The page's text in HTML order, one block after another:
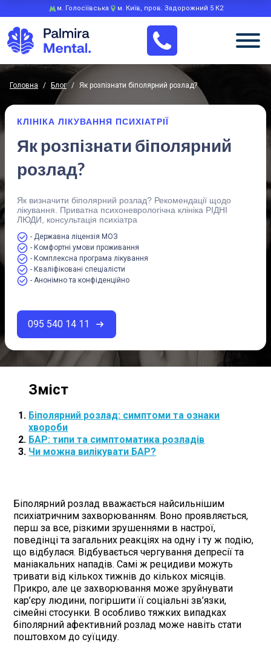
м. Голосіївська м. Київ, пров. Задорожний 5 К2
Головна / Блог / Як розпізнати біполярний розлад?
КЛІНІКА ЛІКУВАННЯ ПСИХІАТРІЇ
Як розпізнати біполярний
розлад?
Як визначити біполярний розлад? Рекомендації щодо
лікування. Приватна психоневрологічна клініка РІДНІ
ЛЮДИ, консультація психіатра
- Державна ліцензія МОЗ
- Комфортні умови проживання
- Комплексна програма лікування
- Кваліфіковані спеціалісти
- Анонімно та конфіденційно
095 540 14 11
Біполярний розлад: симптоми та ознаки
хвороби
БАР: типи та симптоматика розладів
Чи можна вилікувати БАР?
Біполярний розлад вважається найсильнішим
психіатричним захворюванням. Воно проявляється,
перш за все, різкими зрушеннями в настрої,
поведінці та загальних реакціях на одну і ту ж подію,
що відбулася. Відбувається чергування депресії та
маніакальних нападів. Самі ж рецидиви можуть
тривати від кількох тижнів до кількох місяців.
Прикро, але це захворювання може зруйнувати
кар’єру людини, погіршити її соціальні зв’язки,
сімейні стосунки. В особливо тяжких випадках
біполярний афективний розлад може навіть стати
поштовхом до суїциду.